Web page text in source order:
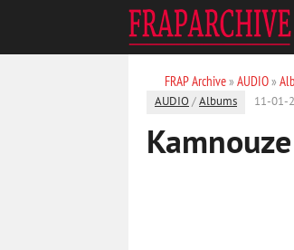
FRAP Archive» AUDIO»
AUDIO /Albums 11-01-